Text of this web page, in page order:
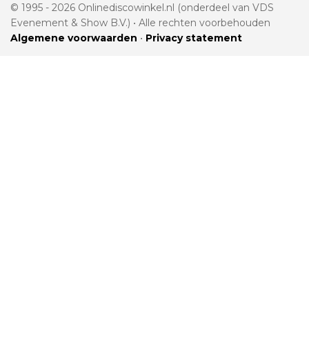
© 1995 - 2026 Onlinediscowinkel.nl (onderdeel van VDS
Evenement & Show B.V.) • Alle rechten voorbehouden
Algemene voorwaarden • Privacy statement